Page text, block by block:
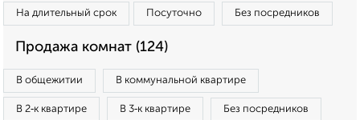
На длительный срок Посуточно Без посредников
Продажа комнат (124)
В общежитии В коммунальной квартире
В 2‑к квартире В 3‑к квартире Без посредников